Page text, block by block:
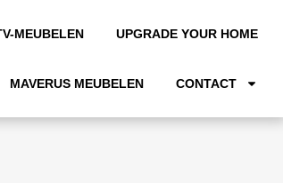
MEUBELEN UPGRADE YOUR HOME
MAVERUS MEUBELEN CONTACT